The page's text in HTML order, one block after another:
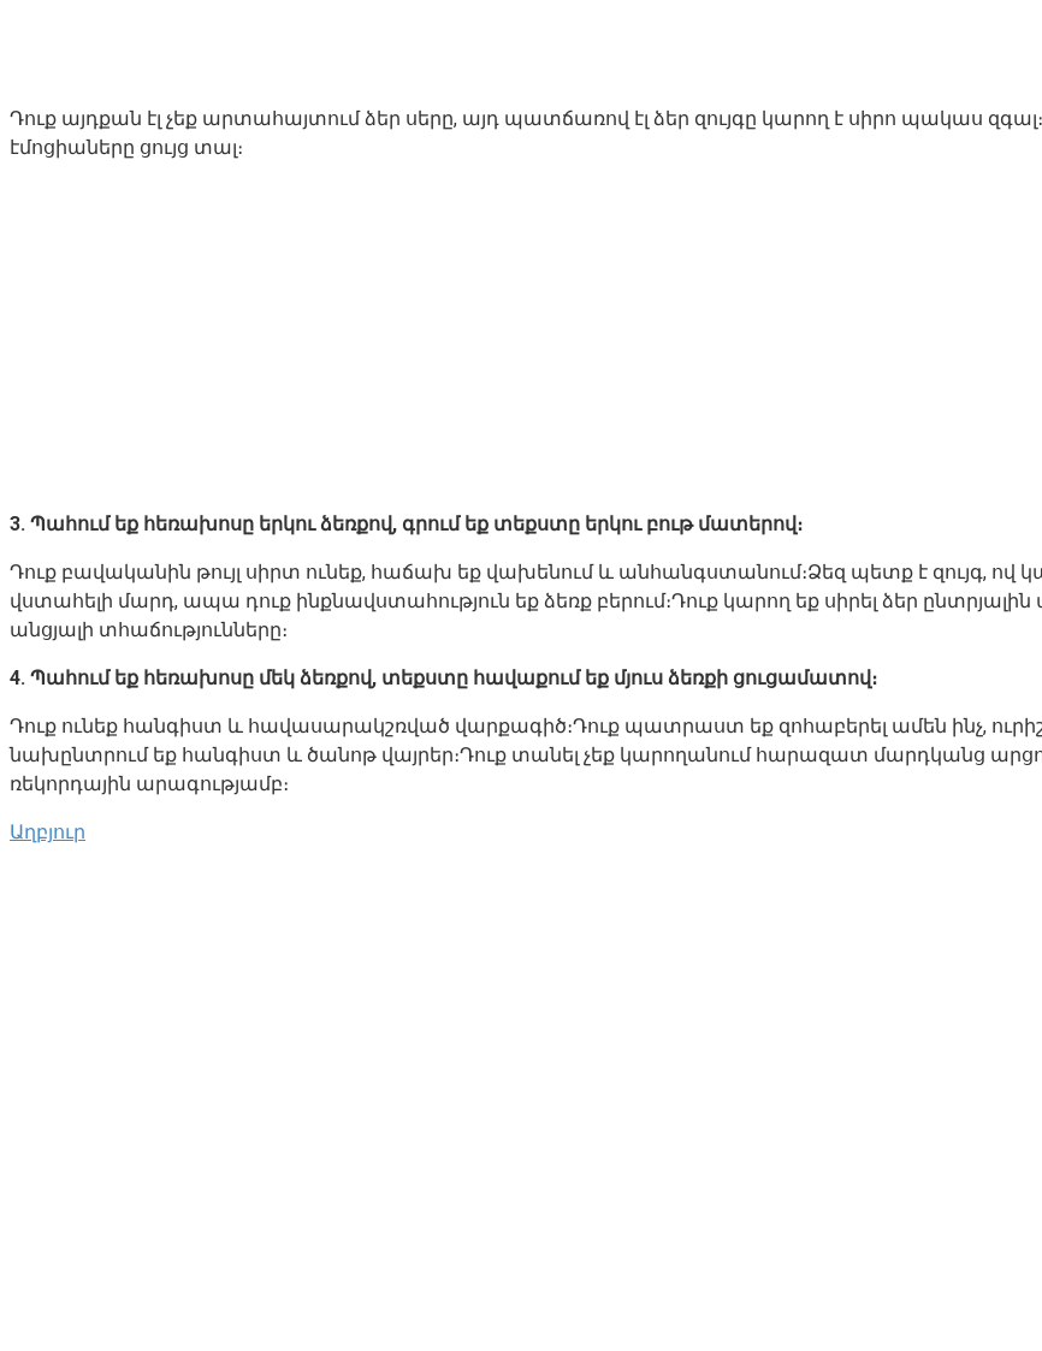
Դուք այդքան էլ չեք արտահայտում ձեր սերը, այդ պատճառով էլ ձեր զույգը կարող է սիրո պակաս
էմոցիաները ցույց տալ։
3. Պահում եք հեռախոսը երկու ձեռքով, գրում եք տեքստը երկու բութ մատերով։
Դուք բավականին թույլ սիրտ ունեք, հաճախ եք վախենում և անհանգստանում։Ձեզ պետք է զույգ, ով
վստահելի մարդ, ապա դուք ինքնավստահություն եք ձեռք բերում։Դուք կարող եք սիրել ձեր
անցյալի տհաճությունները։
4. Պահում եք հեռախոսը մեկ ձեռքով, տեքստը հավաքում եք մյուս ձեռքի ցուցամատով։
Դուք ունեք հանգիստ և հավասարակշռված վարքագիծ։Դուք պատրաստ եք զոհաբերել ամեն ինչ,
նախընտրում եք հանգիստ և ծանոթ վայրեր։Դուք տանել չեք կարողանում հարազատ մարդկանց
ռեկորդային արագությամբ։
Աղբյուր